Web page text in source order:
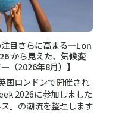
注目さらに高まる―Lon
から見えた、気候変
（2026年8月）】
国ロンドンで開催され
2026に参加しました
」の潮流を整理します